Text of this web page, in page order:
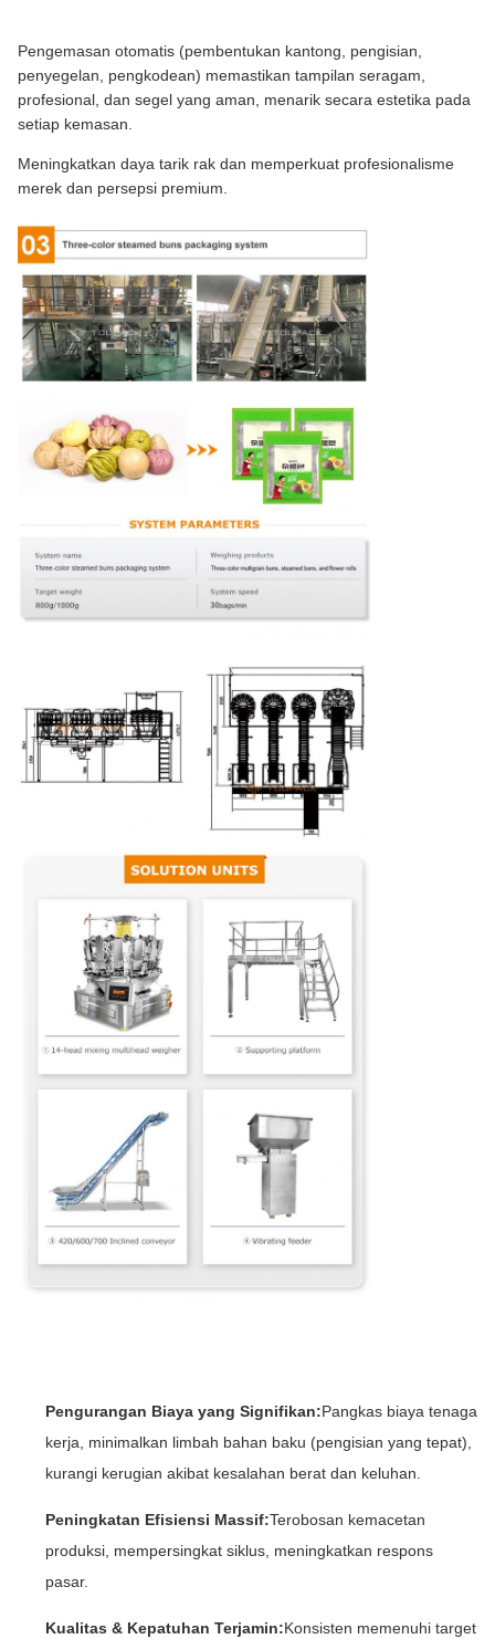
Pengemasan otomatis (pembentukan kantong, pengisian,
penyegelan, pengkodean) memastikan tampilan seragam,
profesional, dan segel yang aman, menarik secara estetika pada
setiap kemasan.
Meningkatkan daya tarik rak dan memperkuat profesionalisme
merek dan persepsi premium.
Pengurangan Biaya yang Signifikan:Pangkas biaya tenaga
kerja, minimalkan limbah bahan baku (pengisian yang tepat),
kurangi kerugian akibat kesalahan berat dan keluhan.
Peningkatan Efisiensi Massif:Terobosan kemacetan
produksi, mempersingkat siklus, meningkatkan respons
pasar.
Kualitas & Kepatuhan Terjamin:Konsisten memenuhi target